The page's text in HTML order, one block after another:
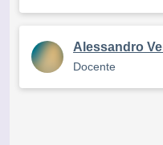
Alessandro
Docente